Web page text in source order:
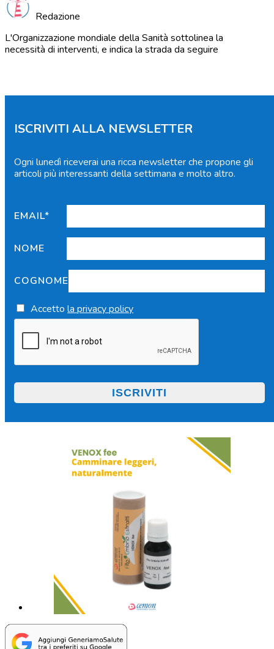
Redazione
L'Organizzazione mondiale della Sanità sottolinea la
necessità di interventi, e indica la strada da seguire
ISCRIVITI ALLA NEWSLETTER
Ogni lunedì riceverai una ricca newsletter che propone gli
articoli più interessanti della settimana e molto altro.
EMAIL*
NOME
COGNOME
Accetto la privacy policy